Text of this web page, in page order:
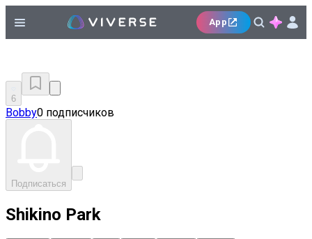
App
6
Bobby0 подписчиков
Подписаться
Shikino Park